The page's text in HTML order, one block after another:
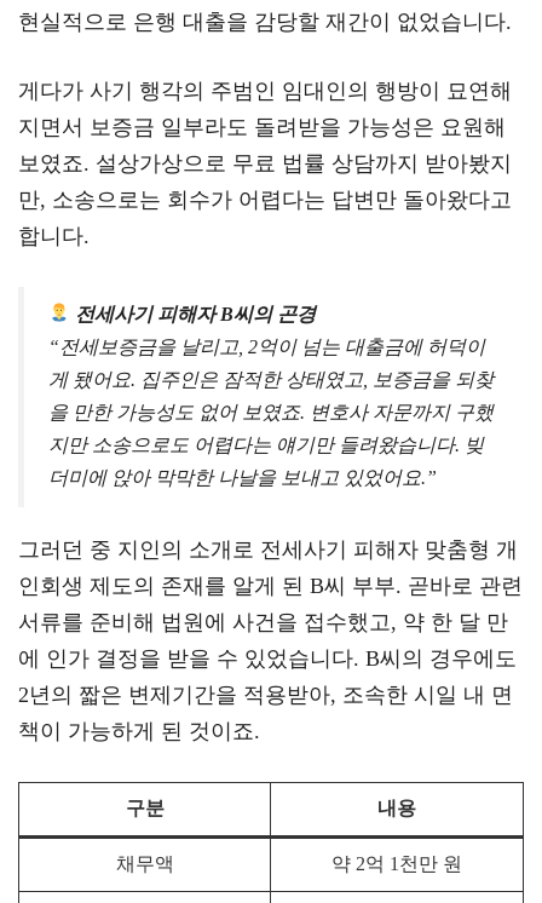
현실적으로 은행 대출을 감당할 재간이 없었습니다.
게다가 사기 행각의 주범인 임대인의 행방이 묘연해
지면서 보증금 일부라도 돌려받을 가능성은 요원해
보였죠. 설상가상으로 무료 법률 상담까지 받아봤지
만, 소송으로는 회수가 어렵다는 답변만 돌아왔다고
합니다.
전세사기 피해자 B씨의 곤경
“전세보증금을 날리고, 2억이 넘는 대출금에 허덕이
게 됐어요. 집주인은 잠적한 상태였고, 보증금을 되찾
을 만한 가능성도 없어 보였죠. 변호사 자문까지 구했
지만 소송으로도 어렵다는 얘기만 들려왔습니다. 빚
더미에 앉아 막막한 나날을 보내고 있었어요.”
그러던 중 지인의 소개로 전세사기 피해자 맞춤형 개
인회생 제도의 존재를 알게 된 B씨 부부. 곧바로 관련
서류를 준비해 법원에 사건을 접수했고, 약 한 달 만
에 인가 결정을 받을 수 있었습니다. B씨의 경우에도
2년의 짧은 변제기간을 적용받아, 조속한 시일 내 면
책이 가능하게 된 것이죠.
구분 내용
채무액 약 2억 1천만 원